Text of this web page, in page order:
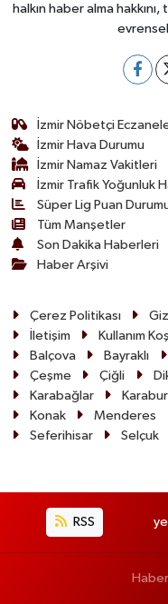
halkın haber alma
İzmir Nöbetçi
İzmir Hava Durumu
İzmir Namaz Vakitleri
İzmir Trafik Yoğunluk
Süper Lig Puan
Tüm Manşetler
Son Dakika Haberleri
Haber Arşivi
Çerez Politikası
İletişim
Kullanım
Balçova
Bayraklı
Çeşme
Çiğli
Karabağlar
Konak
Menderes
Seferihisar
Selçuk
RSS
Haber